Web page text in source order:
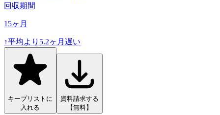
回収期間
15ヶ月
↑平均より 5.2ヶ月遅い
キープリストに
入れる
資料請求する
【無料】